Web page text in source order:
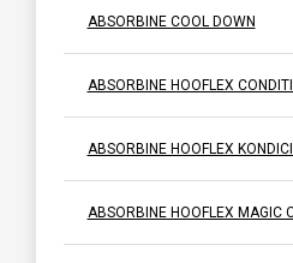
ABSORBINE COOL DOWN
ABSORBINE HOOFLEX
ABSORBINE HOOFLEX
ABSORBINE HOOFLEX MAGIC